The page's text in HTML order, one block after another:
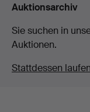
Auktionsarchiv
Sie suchen in
Auktionen.
Stattdessen